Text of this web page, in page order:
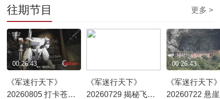
往期节目 更多 >
《军迷行天下》
20260805 打卡苍穹
00:26:43
《军迷行天下》
20260729 揭秘飞行
《军迷行天下
20260722 悬
00:26:43